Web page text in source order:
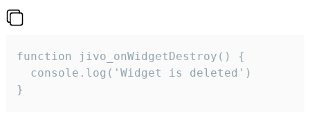
function jivo_onWidgetDestroy() {
  console.log('Widget is deleted')
}